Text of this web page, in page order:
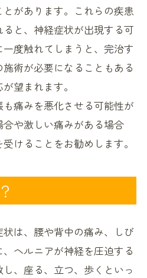
があります。これらの疾患
と、神経症状が出現する可
度触れてしまうと、完治す
術が必要になることもある
望まれます。
痛みを悪化させる可能性が
や激しい痛みがある場合
けることをお勧めします。
は、腰や背中の痛み、しび
ヘルニアが神経を圧迫する
、座る、立つ、歩くといっ